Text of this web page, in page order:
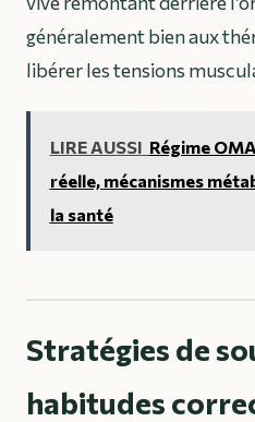
généralement bien aux
libérer les tensions
LIRE AUSSI Régime
réelle, mécanismes
la santé
Stratégies de
habitudes